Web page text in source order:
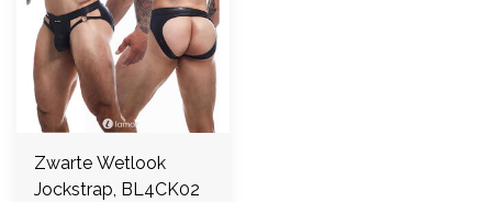
Zwarte Wetlook
Jockstrap, BL4CK02